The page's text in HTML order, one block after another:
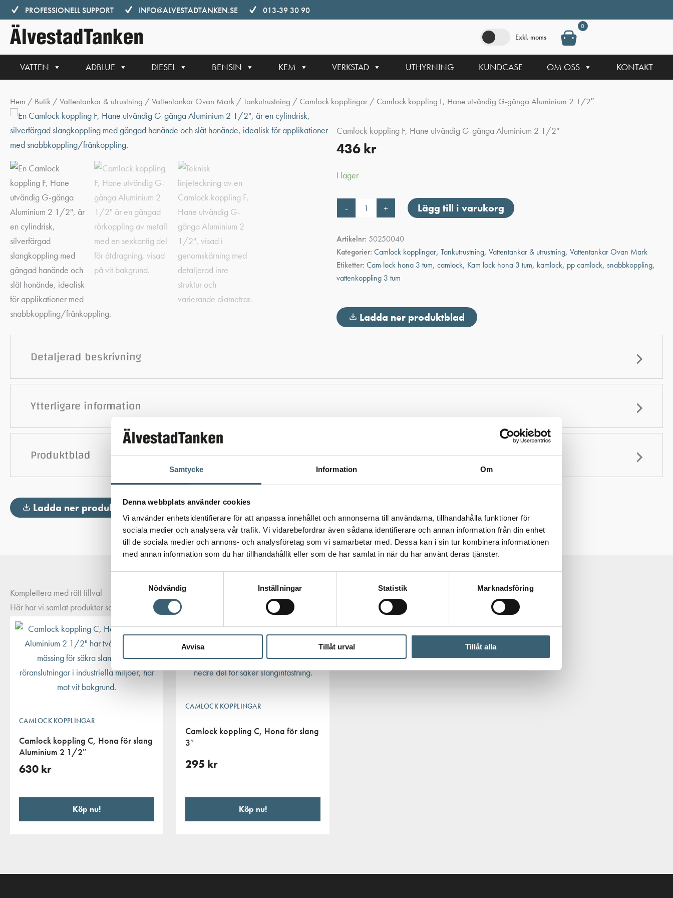
Samtycke Information Om
Denna webbplats använder cookies
Vi använder enhetsidentifierare för att anpassa innehållet och annonserna till användarna, tillhandahålla funktioner för
sociala medier och analysera vår trafik. Vi vidarebefordrar även sådana identifierare och annan information från din enhet
till de sociala medier och annons- och analysföretag som vi samarbetar med. Dessa kan i sin tur kombinera informationen
med annan information som du har tillhandahållit eller som de har samlat in när du har använt deras tjänster.
Nödvändig
Inställningar Statistik Marknadsföring
Avvisa Tillåt urval Tillåt alla
Hoppa
till
innehåll
PROFESSIONELL SUPPORT INFO@ALVESTADTANKEN.SE 013-39 30 90
Exkl. moms
0
VATTEN ADBLUE DIESEL BENSIN KEM VERKSTAD UTHYRNING KUNDCASE OM OSS KONTAKT
Hem / Butik /Vattentankar & utrustning /Vattentankar Ovan Mark /Tankutrustning / Camlock kopplingar / Camlock koppling F, Hane utvändig G-gänga Aluminium 2 1/2″
Camlock koppling F, Hane utvändig G-gänga Aluminium 2 1/2″
436 kr
I lager
-
koppling
utvändig
G-
gänga
Aluminium
2
+ Lägg till i varukorg
Artikelnr: 50250040
Kategorier: Camlock kopplingar, Tankutrustning, Vattentankar & utrustning, Vattentankar Ovan Mark
Etiketter: Cam lock hona 3 tum, camlock, Kam lock hona 3 tum, kamlock, pp camlock, snabbkoppling,
vattenkoppling 3 tum
Ladda ner produktblad
Detaljerad beskrivning
Ytterligare information
Produktblad
Ladda ner produktblad
Komplettera med rätt tillval
Här har vi samlat produkter som ofta passar bra ihop med det du tittar på – för en mer komplett lösning.
CAMLOCK KOPPLINGAR
Camlock koppling C, Hona för slang
Aluminium 2 1/2″
630 kr
Köp nu!
CAMLOCK KOPPLINGAR
Camlock koppling C, Hona för slang
3″
295 kr
Köp nu!